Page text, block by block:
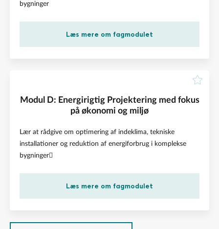
bygninger
Læs mere om fagmodulet
Modul D: Energirigtig Projektering med fokus
på økonomi og miljø
Lær at rådgive om optimering af indeklima, tekniske
installationer og reduktion af energiforbrug i komplekse
bygninger
Læs mere om fagmodulet